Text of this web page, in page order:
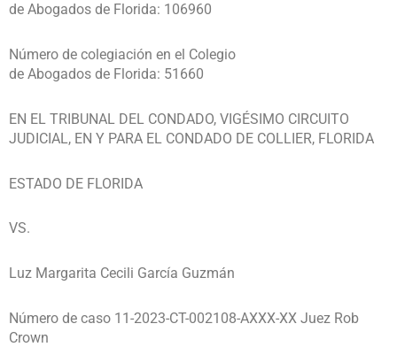
de Abogados de Florida: 106960
Número de colegiación en el Colegio
de Abogados de Florida: 51660
EN EL TRIBUNAL DEL CONDADO, VIGÉSIMO CIRCUITO
JUDICIAL, EN Y PARA EL CONDADO DE COLLIER, FLORIDA
ESTADO DE FLORIDA
VS.
Luz Margarita Cecili García Guzmán
Número de caso 11-2023-CT-002108-AXXX-XX Juez Rob
Crown